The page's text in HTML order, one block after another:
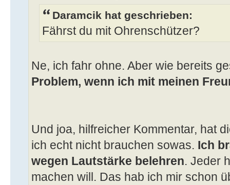
Daramcik hat geschrieben:
Fährst du mit Ohrenschützer?
Ne, ich fahr ohne. Aber wie bereits
Problem, wenn ich mit meinen
Und joa, hilfreicher Kommentar, hat
ich echt nicht brauchen sowas. Ich
wegen Lautstärke belehren. Jeder
machen will. Das hab ich mir schon